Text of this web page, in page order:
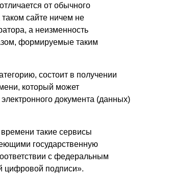
от обычного
сайте ничем не
а неизменность
формируемые таким
состоит в получении
который может
документа (данных)
такие сервисы
государственную
с федеральным
цифровой подписи».